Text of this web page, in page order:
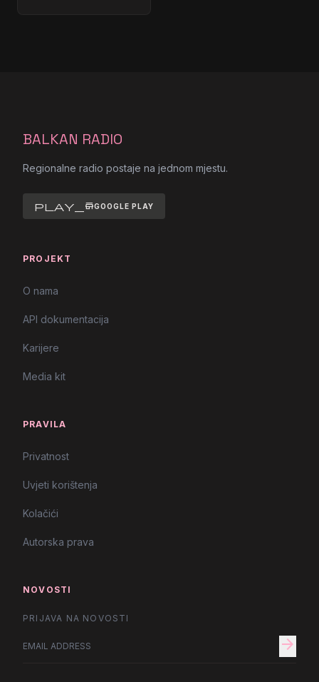
BALKAN RADIO
Regionalne radio postaje na jednom mjestu.
play_storeGOOGLE PLAY
PROJEKT
O nama
API dokumentacija
Karijere
Media kit
PRAVILA
Privatnost
Uvjeti korištenja
Kolačići
Autorska prava
NOVOSTI
PRIJAVA NA NOVOSTI
arrow_forward